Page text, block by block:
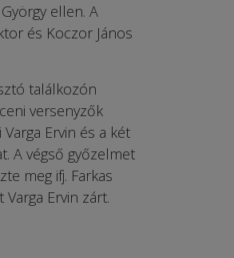
ellen. A
és Koczor János
találkozón
versenyzők
Ervin és a két
A végső győzelmet
meg ifj. Farkas
Ervin zárt.